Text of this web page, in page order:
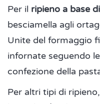
Per il ripieno a base
besciamella agli
Unite del formaggio
infornate seguendo
confezione della
Per altri tipi di